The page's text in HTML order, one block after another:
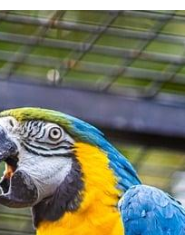
a
Co
Všechno
Slovo
Zahrnuje?